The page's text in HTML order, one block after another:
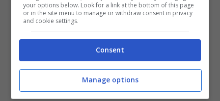
your options below. Look for a link at the bottom of this page
or in the site menu to manage or withdraw consent in privacy
and cookie settings.
Consent
Manage options